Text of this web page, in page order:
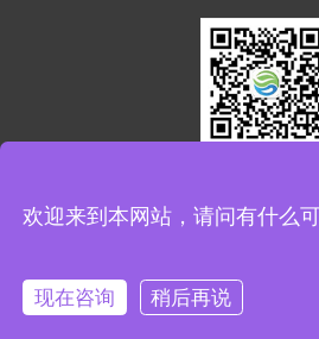
了解更多信息
号：京ICP备17062688号-2
欢迎来到本网站，请问有什么
现在咨询 稍后再说